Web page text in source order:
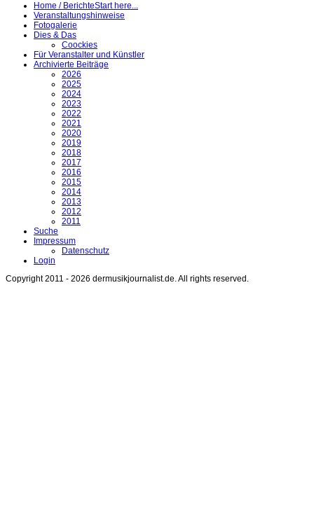
Home / BerichteStart here...
Veranstaltungshinweise
Fotogalerie
Dies & Das
Coockies
Für Veranstalter und Künstler
Archivierte Beiträge
2026
2025
2024
2023
2022
2021
2020
2019
2018
2017
2016
2015
2014
2013
2012
2011
Suche
Impressum
Datenschutz
Login
Copyright 2011 - 2026 dermusikjournalist.de. All rights reserved.